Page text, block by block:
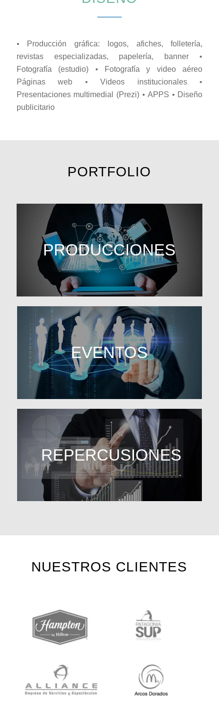
• Producción gráfica: logos, afiches, folletería,
revistas especializadas, papelería, banner •
Fotografía (estudio) • Fotografía y video aéreo
Páginas web • Videos institucionales •
Presentaciones multimedial (Prezi) • APPS • Diseño
publicitario
PORTFOLIO
PRODUCCIONES
EVENTOS
REPERCUSIONES
NUESTROS CLIENTES